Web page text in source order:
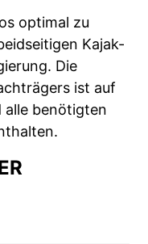
optimal zu
Kajak-
Die
ist auf
alle benötigten